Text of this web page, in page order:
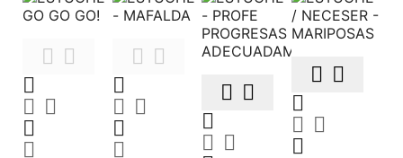
 

 


 

 


 

 
 

 
